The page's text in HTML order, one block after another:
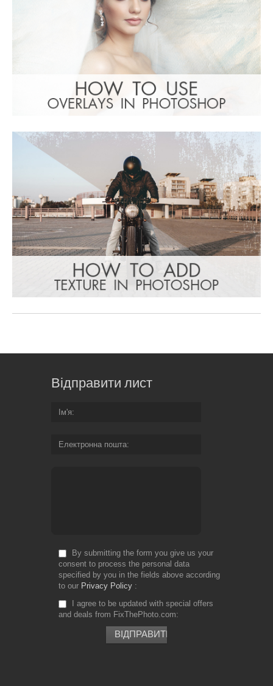
Відправити лист
Ім'я
Електронна пошта
By submitting the form you give us your
consent to process the personal data
specified by you in the fields above according
to our Privacy Policy
I agree to be updated with special offers
and deals from FixThePhoto.com